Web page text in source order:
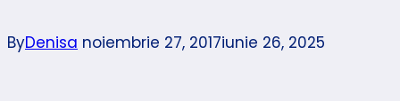
ByDenisa noiembrie 27, 2017iunie 26, 2025